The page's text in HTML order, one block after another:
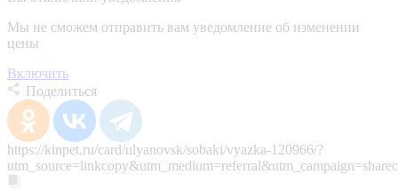
Мы не сможем отправить вам уведомление об изменении
цены
Включить
Поделиться
https://kinpet.ru/card/ulyanovsk/sobaki/vyazka-120966/?